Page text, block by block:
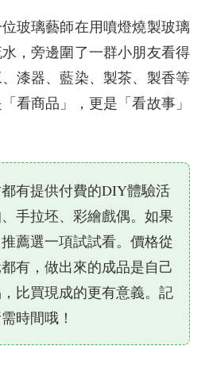
玻璃藝師在用噴燈燒製玻璃
，旁邊圍了一群小朋友看得
漆器、藍染、製茶、製香等
看商品」，更是「看故事」
有提供付費的DIY體驗活
手拉坯、彩繪戲偶。如果
薦選一項試試看。價格從
有，做出來的成品是自己
比買現成的更有意義。記
時間哦！